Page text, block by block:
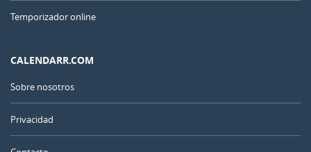
Temporizador online
CALENDARR.COM
Sobre nosotros
Privacidad